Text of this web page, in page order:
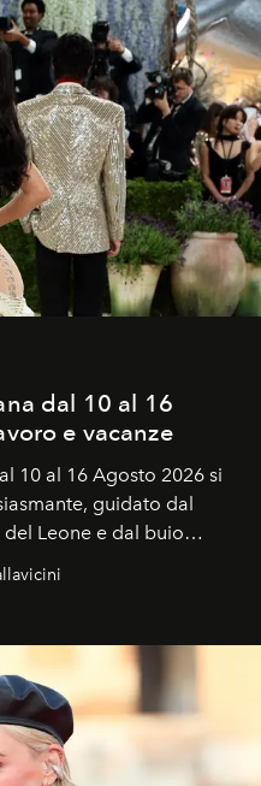
dal 10 al 16
e vacanze
10 al 16 Agosto 2026 si
guidato dal
Leone e dal buio
Leone del 12 agosto,